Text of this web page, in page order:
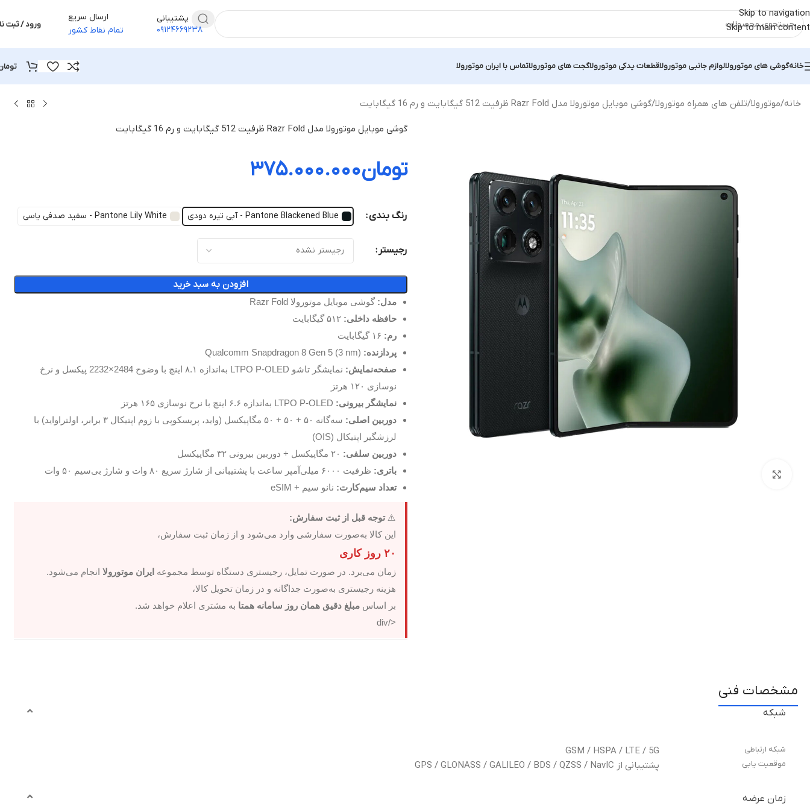
Skip to navigation
Skip to main content
پشتیبانی
۰۹۱۲۴۶۶۹۲۳۸
ارسال سریع
تمام نقاط کشور
ورود / ثبت
خانهگوشی های موتورولالوازم جانبی موتورولاقطعات یدکی موتورولاگجت های موتورولاتماس با ایران موتورولا
خانه موتورولا تلفن های همراه موتورولا گوشی موبایل موتورولا مدل Razr Fold ظرفیت 512 گیگابایت و رم 16 گیگابایت
گوشی موبایل موتورولا مدل Razr Fold ظرفیت 512 گیگابایت و رم 16 گیگابایت
تومان۳۷۵.۰۰۰.۰۰۰
رنگ بندی Pantone Blackened Blue - آبی تیره دودی Pantone Lily White - سفید صدفی یاسی
رجیستر
افزودن به سبد خرید
مدل: گوشی موبایل موتورولا Razr Fold
حافظه داخلی:
رم:
پردازنده:
صفحه‌نمایش:
نمایشگر تاشو LTPO P-OLED به‌اندازه ۸.۱ اینچ با وضوح 2484×2232 پیکسل و نرخ
نوسازی ۱۲۰ هرتز
نمایشگر بیرونی:
دوربین اصلی:
سه‌گانه ۵۰ + ۵۰ + ۵۰ مگاپیکسل (واید، پریسکوپی با زوم اپتیکال ۳ برابر، اولتراواید) با
لرزشگیر اپتیکال (OIS)
دوربین سلفی:
باتری: ظرفیت ۶۰۰۰ میلی‌آمپر ساعت با پشتیبانی از شارژ سریع ۸۰ وات و شارژ بی‌سیم ۵۰ وات
تعداد سیم‌کارت: نانو سیم + eSIM
⚠️توجه قبل از ثبت سفارش:
این کالا به‌صورت سفارشی وارد می‌شود و از زمان ثبت سفارش،
۲۰ روز کاری
زمان می‌برد. در صورت تمایل، رجیستری دستگاه توسط مجموعه ایران موتورولاانجام می‌شود.
هزینه رجیستری به‌صورت جداگانه و در زمان تحویل کالا،
بر اساس مبلغ دقیق همان روز سامانه همتا به مشتری اعلام خواهد شد.
</div
مشخصات فنی
شبکه
شبکه ارتباطی GSM / HSPA / LTE / 5G
موقعیت یابی پشتیبانی از GPS / GLONASS / GALILEO / BDS / QZSS / NavIC
زمان عرضه